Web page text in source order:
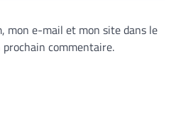
mon e-mail et mon site dans le
commentaire.